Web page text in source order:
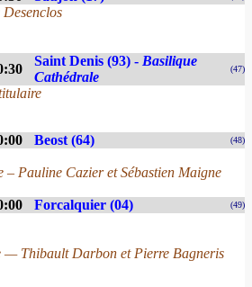
Saint Denis (93) - Basilique
Cathédrale
(47)
Beost (64) (48)
– Pauline Cazier et Sébastien Maigne
Forcalquier (04) (49)
— Thibault Darbon et Pierre Bagneris